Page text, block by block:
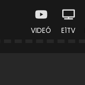
VIDEÓ E1TV